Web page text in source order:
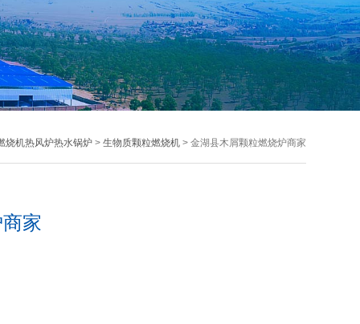
烧机热风炉热水锅炉> 生物质颗粒燃烧机> 金湖县木屑颗粒燃烧炉商家
家